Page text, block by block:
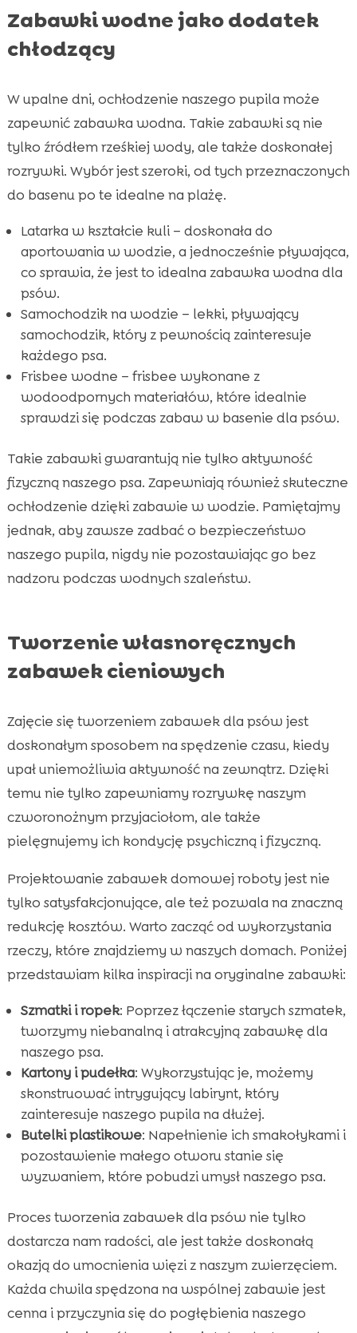
Zabawki wodne jako dodatek
chłodzący
W upalne dni, ochłodzenie naszego pupila może
zapewnić zabawka wodna. Takie zabawki są nie
tylko źródłem rześkiej wody, ale także doskonałej
rozrywki. Wybór jest szeroki, od tych przeznaczonych
do basenu po te idealne na plażę.
Latarka w kształcie kuli – doskonała do
aportowania w wodzie, a jednocześnie pływająca,
co sprawia, że jest to idealna zabawka wodna dla
psów.
Samochodzik na wodzie – lekki, pływający
samochodzik, który z pewnością zainteresuje
każdego psa.
Frisbee wodne – frisbee wykonane z
wodoodpornych materiałów, które idealnie
sprawdzi się podczas zabaw w basenie dla psów.
Takie zabawki gwarantują nie tylko aktywność
fizyczną naszego psa. Zapewniają również skuteczne
ochłodzenie dzięki zabawie w wodzie. Pamiętajmy
jednak, aby zawsze zadbać o bezpieczeństwo
naszego pupila, nigdy nie pozostawiając go bez
nadzoru podczas wodnych szaleństw.
Tworzenie własnoręcznych
zabawek cieniowych
Zajęcie się tworzeniem zabawek dla psów jest
doskonałym sposobem na spędzenie czasu, kiedy
upał uniemożliwia aktywność na zewnątrz. Dzięki
temu nie tylko zapewniamy rozrywkę naszym
czworonożnym przyjaciołom, ale także
pielęgnujemy ich kondycję psychiczną i fizyczną.
Projektowanie zabawek domowej roboty jest nie
tylko satysfakcjonujące, ale też pozwala na znaczną
redukcję kosztów. Warto zacząć od wykorzystania
rzeczy, które znajdziemy w naszych domach. Poniżej
przedstawiam kilka inspiracji na oryginalne zabawki:
Szmatki i ropek: Poprzez łączenie starych szmatek,
tworzymy niebanalną i atrakcyjną zabawkę dla
naszego psa.
Kartony i pudełka: Wykorzystując je, możemy
skonstruować intrygujący labirynt, który
zainteresuje naszego pupila na dłużej.
Butelki plastikowe: Napełnienie ich smakołykami i
pozostawienie małego otworu stanie się
wyzwaniem, które pobudzi umysł naszego psa.
Proces tworzenia zabawek dla psów nie tylko
dostarcza nam radości, ale jest także doskonałą
okazją do umocnienia więzi z naszym zwierzęciem.
Każda chwila spędzona na wspólnej zabawie jest
cenna i przyczynia się do pogłębienia naszego